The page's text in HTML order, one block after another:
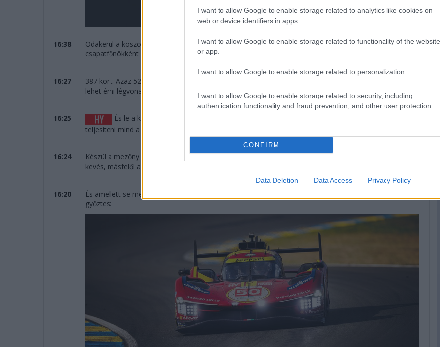
I want to allow Google to enable storage related to analytics like cookies on
web or device identifiers in apps.
I want to allow Google to enable storage related to functionality of the website
or app.
I want to allow Google to enable storage related to personalization.
I want to allow Google to enable storage related to security, including
authentication functionality and fraud prevention, and other user protection.
CONFIRM
Data Deletion Data Access Privacy Policy
16:38
Odakerül a koszorú Kubica, Ye és Hanson nyakába. Csodálatos pillanatok ezek, Amato Ferrari
csapatfőnökként ünnepelhet!
16:27
387 kör... Azaz 5273 kilométert teljesítettek a győztesek. Azzal innen Szegedről a kanadai partokat el
lehet érni légvonalban.
16:25
És le a kalappal a Cadillac előtt, akiknek a #12-es autója az élmenőkön kívül egyedüliként tudta
teljesíteni mind a 387 kört.
16:24
Készül a mezőny az eredményhirdetésre, öten végeztek körön belül, ami persze a tavalyi 9-hez képest
kevés, másfelől a tavalyi évet megelőzően 2 volt a rekord. Szóval azért ez sem semmi.
16:20
És amellett se menjünk el szó nélkül persze, hogy immár a képen látható mindhárom autó Le Mans-
győztes: